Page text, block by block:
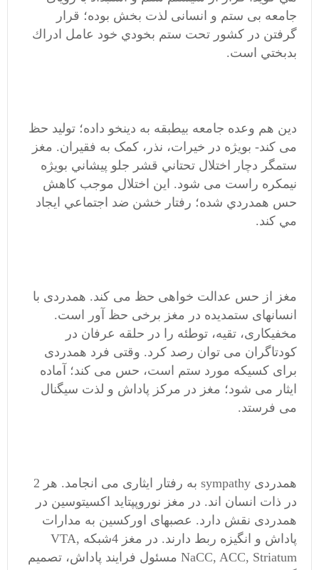
جامعه بی ستم و انسانی لذت بخش بوده؛ قرار
گرفتن در کشور تحت ستم بخودي خود عامل ادراك
بدبختي است.
دین هم وعده جامعه بیطبقه به دینخو داده؛ تولید حظ
می کند- بویژه در خیرات، نذر، کمک به فقیران. مغز
ستمگر دچار اختلال تحتاني قشر جلو پيشاني بویژه
نیمکره راست می شود. این اختلال موجب کاهش
حس همدردي شده؛ رفتار خشن ضد اجتماعي ايجاد
مي کند.
مغز از حس عدالت خواهی حظ می کند. همدردی با
انسانهای ستمدیده در مغز برخی حظ آور است.
مخفیکاری، تقیه، توطئه را در حلقه عرفان در
کودتاگران می توان رصد کرد. وقتی فرد همدردی
برای کسیکه مورد ستم است، حس می کند؛ آماده
ایثار می شود؛ مغز در مرکز پاداش و لذت سیگنال
می فرستد.
همدردی sympathy به رفتار ایثاری می انجامد. هر 2
در ذات انسان اند. در مغز نوروپپتاید اکسیتوسین در
همدردی نقش دارد. عصبهای اورکسین به مدارات
پاداش و انگیزه ربط دارند. در مغز 4شبکه VTA,
NaCC, ACC, Striatum مسئول فرایند پاداش، تصمیم